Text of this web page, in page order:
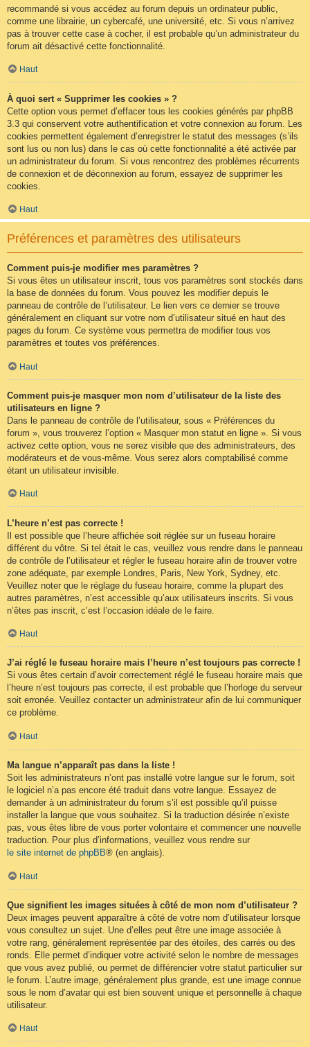
recommandé si vous accédez au forum depuis un ordinateur public,
comme une librairie, un cybercafé, une université, etc. Si vous n’arrivez
pas à trouver cette case à cocher, il est probable qu’un administrateur du
forum ait désactivé cette fonctionnalité.
Haut
À quoi sert « Supprimer les cookies » ?
Cette option vous permet d’effacer tous les cookies générés par phpBB
3.3 qui conservent votre authentification et votre connexion au forum. Les
cookies permettent également d’enregistrer le statut des messages (s’ils
sont lus ou non lus) dans le cas où cette fonctionnalité a été activée par
un administrateur du forum. Si vous rencontrez des problèmes récurrents
de connexion et de déconnexion au forum, essayez de supprimer les
cookies.
Haut
Préférences et paramètres des utilisateurs
Comment puis-je modifier mes paramètres ?
Si vous êtes un utilisateur inscrit, tous vos paramètres sont stockés dans
la base de données du forum. Vous pouvez les modifier depuis le
panneau de contrôle de l’utilisateur. Le lien vers ce dernier se trouve
généralement en cliquant sur votre nom d’utilisateur situé en haut des
pages du forum. Ce système vous permettra de modifier tous vos
paramètres et toutes vos préférences.
Haut
Comment puis-je masquer mon nom d’utilisateur de la liste des
utilisateurs en ligne ?
Dans le panneau de contrôle de l’utilisateur, sous « Préférences du
forum », vous trouverez l’option « Masquer mon statut en ligne ». Si vous
activez cette option, vous ne serez visible que des administrateurs, des
modérateurs et de vous-même. Vous serez alors comptabilisé comme
étant un utilisateur invisible.
Haut
L’heure n’est pas correcte !
Il est possible que l’heure affichée soit réglée sur un fuseau horaire
différent du vôtre. Si tel était le cas, veuillez vous rendre dans le panneau
de contrôle de l’utilisateur et régler le fuseau horaire afin de trouver votre
zone adéquate, par exemple Londres, Paris, New York, Sydney, etc.
Veuillez noter que le réglage du fuseau horaire, comme la plupart des
autres paramètres, n’est accessible qu’aux utilisateurs inscrits. Si vous
n’êtes pas inscrit, c’est l’occasion idéale de le faire.
Haut
J’ai réglé le fuseau horaire mais l’heure n’est toujours pas correcte !
Si vous êtes certain d’avoir correctement réglé le fuseau horaire mais que
l’heure n’est toujours pas correcte, il est probable que l’horloge du serveur
soit erronée. Veuillez contacter un administrateur afin de lui communiquer
ce problème.
Haut
Ma langue n’apparaît pas dans la liste !
Soit les administrateurs n’ont pas installé votre langue sur le forum, soit
le logiciel n’a pas encore été traduit dans votre langue. Essayez de
demander à un administrateur du forum s’il est possible qu’il puisse
installer la langue que vous souhaitez. Si la traduction désirée n’existe
pas, vous êtes libre de vous porter volontaire et commencer une nouvelle
traduction. Pour plus d’informations, veuillez vous rendre sur
le site internet de phpBB® (en anglais).
Haut
Que signifient les images situées à côté de mon nom d’utilisateur ?
Deux images peuvent apparaître à côté de votre nom d’utilisateur lorsque
vous consultez un sujet. Une d’elles peut être une image associée à
votre rang, généralement représentée par des étoiles, des carrés ou des
ronds. Elle permet d’indiquer votre activité selon le nombre de messages
que vous avez publié, ou permet de différencier votre statut particulier sur
le forum. L’autre image, généralement plus grande, est une image connue
sous le nom d’avatar qui est bien souvent unique et personnelle à chaque
utilisateur.
Haut